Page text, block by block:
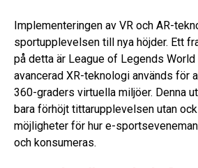
Implementeringen av VR och AR-
sportupplevelsen till nya höjder. Ett
på detta är League of Legends World
avancerad XR-teknologi används för
360-graders virtuella miljöer. Denna
bara förhöjt tittarupplevelsen utan
möjligheter för hur e-
och konsumeras.